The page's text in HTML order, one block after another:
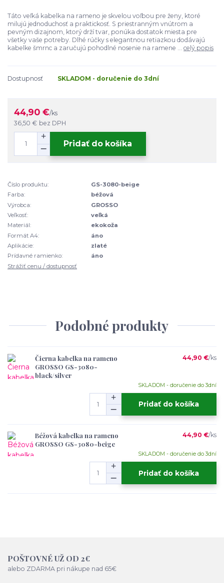
Táto veľká kabelka na rameno je skvelou voľbou pre ženy, ktoré
milujú jednoduchosť a praktickosť. S priestranným vnútrom a
pevným dizajnom, ktorý drží tvar, ponúka dostatok miesta pre
všetky vaše potreby. Dlhé rúčky s elegantnou retiazkou dodávajú
kabelke šmrnc a zaručujú pohodlné nosenie na ramene ... celý popis
Dostupnosť SKLADOM - doručenie do 3dní
44,90 €/ks
36,50 € bez DPH
Pridať do košíka
Číslo produktu:
GS-3080-beige
Farba:
béžová
Výrobca:
GROSSO
Veľkosť:
veľká
Materiál:
ekokoža
Formát A4:
áno
Aplikácie:
zlaté
Prídavné ramienko:
áno
Strážiť cenu / dostupnosť
Podobné produkty
Čierna kabelka na rameno
GROSSO GS-3080-
black/silver
44,90 €/ks
SKLADOM - doručenie do 3dní
Pridať do košíka
Béžová kabelka na rameno
GROSSO GS-3080-beige
44,90 €/ks
SKLADOM - doručenie do 3dní
Pridať do košíka
POŠTOVNÉ UŽ OD 2€
alebo ZDARMA pri nákupe nad 65€